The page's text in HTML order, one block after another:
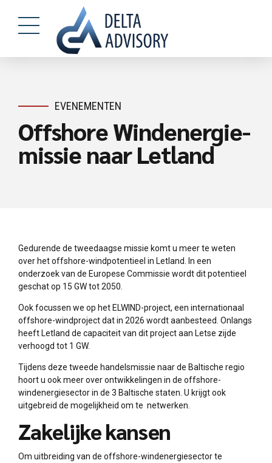
EVENEMENTEN
Offshore Windenergie-
missie naar Letland
Gedurende de tweedaagse missie komt u meer te weten
over het offshore-windpotentieel in Letland. In een
onderzoek van de Europese Commissie wordt dit potentieel
geschat op 15 GW tot 2050.
Ook focussen we op het ELWIND-project, een internationaal
offshore-windproject dat in 2026 wordt aanbesteed. Onlangs
heeft Letland de capaciteit van dit project aan Letse zijde
verhoogd tot 1 GW.
Tijdens deze tweede handelsmissie naar de Baltische regio
hoort u ook meer over ontwikkelingen in de offshore-
windenergiesector in de 3 Baltische staten. U krijgt ook
uitgebreid de mogelijkheid om te netwerken.
Zakelijke kansen
Om uitbreiding van de offshore-windenergiesector te